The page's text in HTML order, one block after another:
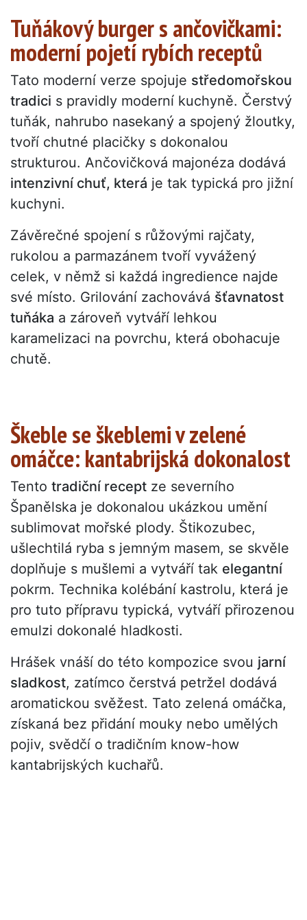
Tuňákový burger s ančovičkami:
moderní pojetí rybích receptů
Tato moderní verze spojuje středomořskou
tradici s pravidly moderní kuchyně. Čerstvý
tuňák, nahrubo nasekaný a spojený žloutky,
tvoří chutné placičky s dokonalou
strukturou. Ančovičková majonéza dodává
intenzivní chuť, která je tak typická pro jižní
kuchyni.
Závěrečné spojení s růžovými rajčaty,
rukolou a parmazánem tvoří vyvážený
celek, v němž si každá ingredience najde
své místo. Grilování zachovává šťavnatost
tuňáka a zároveň vytváří lehkou
karamelizaci na povrchu, která obohacuje
chutě.
Škeble se škeblemi v zelené
omáčce: kantabrijská dokonalost
Tento tradiční recept ze severního
Španělska je dokonalou ukázkou umění
sublimovat mořské plody. Štikozubec,
ušlechtilá ryba s jemným masem, se skvěle
doplňuje s mušlemi a vytváří tak elegantní
pokrm. Technika kolébání kastrolu, která je
pro tuto přípravu typická, vytváří přirozenou
emulzi dokonalé hladkosti.
Hrášek vnáší do této kompozice svou jarní
sladkost, zatímco čerstvá petržel dodává
aromatickou svěžest. Tato zelená omáčka,
získaná bez přidání mouky nebo umělých
pojiv, svědčí o tradičním know-how
kantabrijských kuchařů.